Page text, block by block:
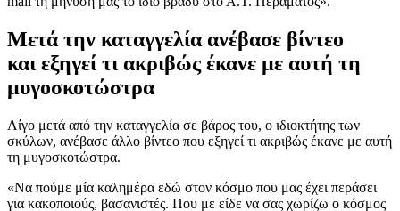
Μετά την καταγγελία ανέβασε βίντεο
και εξηγεί τι ακριβώς έκανε με αυτή τη
μυγοσκοτώστρα
Λίγο μετά από την καταγγελία σε βάρος του, ο ιδιοκτήτης των
σκύλων, ανέβασε άλλο βίντεο που εξηγεί τι ακριβώς έκανε με αυτή
τη μυγοσκοτώστρα.
«Να πούμε μία καλημέρα εδώ στον κόσμο που μας έχει περάσει
για κακοποιούς, βασανιστές. Που με είδε να σας χωρίζω ο κόσμος